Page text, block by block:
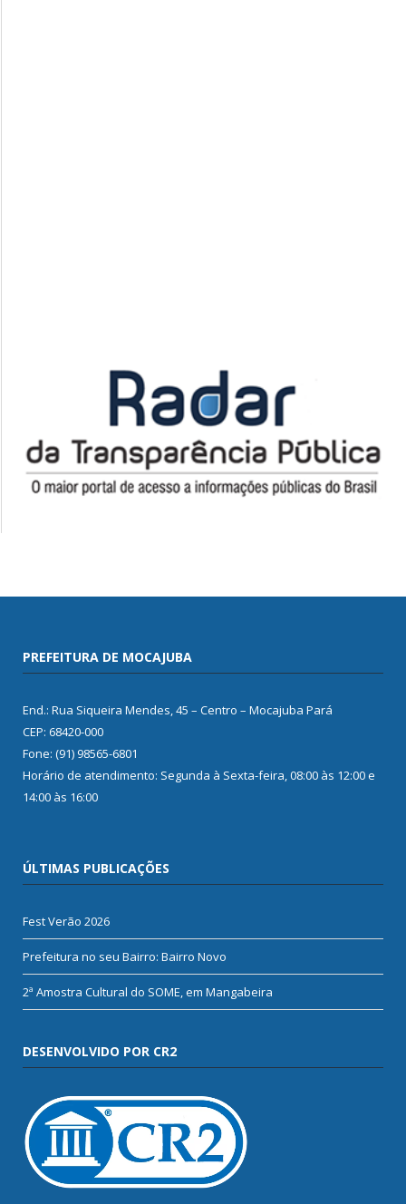
PREFEITURA DE MOCAJUBA
End.: Rua Siqueira Mendes, 45 – Centro – Mocajuba Pará
CEP: 68420-000
Fone: (91) 98565-6801
Horário de atendimento: Segunda à Sexta-feira, 08:00 às 12:00 e
14:00 às 16:00
ÚLTIMAS PUBLICAÇÕES
Fest Verão 2026
Prefeitura no seu Bairro: Bairro Novo
2ª Amostra Cultural do SOME, em Mangabeira
DESENVOLVIDO POR CR2